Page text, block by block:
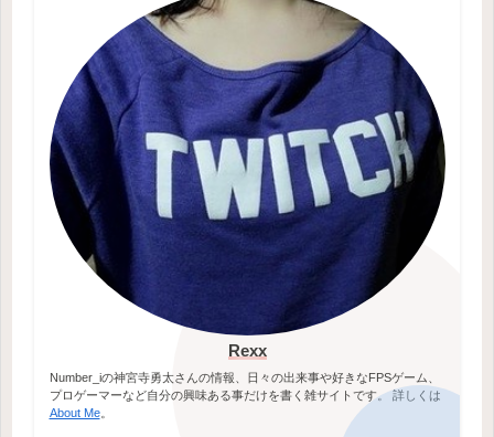
Rexx
Number_iの神宮寺勇太さんの情報、日々の出来事や好きなFPSゲーム、
プロゲーマーなど自分の興味ある事だけを書く雑サイトです。 詳しくは
About Me。